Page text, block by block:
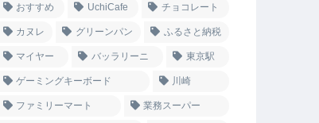
おすすめ UchiCafe チョコレート
カヌレ グリーンパン ふるさと納税
マイヤー バッラリーニ 東京駅
ゲーミングキーボード 川崎
ファミリーマート 業務スーパー